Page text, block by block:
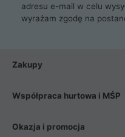
adresu e-mail w celu
wyrażam zgodę na
Zakupy
Współpraca hurtowa i MŚP
Okazja i promocja